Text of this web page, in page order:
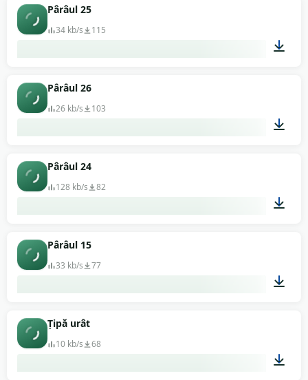
Pârâul 25
34 kb/s 115
Pârâul 26
26 kb/s 103
Pârâul 24
128 kb/s 82
Pârâul 15
33 kb/s 77
Țipă urât
10 kb/s 68